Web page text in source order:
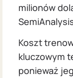
milionów
Koszt
kluczowym
ponieważ